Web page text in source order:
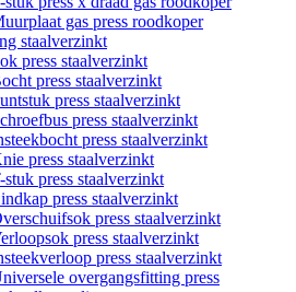
gas press roodkoper
staalverzinkt
press staalverzinkt
press staalverzinkt
press staalverzinkt
press staalverzinkt
press staalverzinkt
press staalverzinkt
stuk press staalverzinkt
press staalverzinkt
press staalverzinkt
press staalverzinkt
press staalverzinkt
overgangsfitting press